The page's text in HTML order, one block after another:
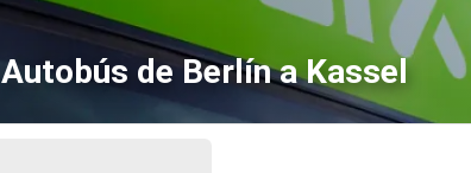
Autobús de Berlín a Kassel